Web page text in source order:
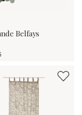
Belfays